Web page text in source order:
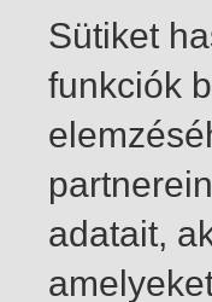
Sütiket
funkciók
adatait,